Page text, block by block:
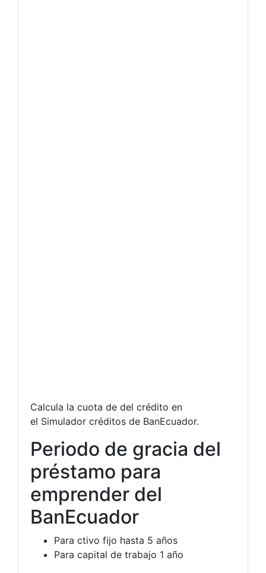
Calcula la cuota de del crédito en
el Simulador créditos de BanEcuador.
Periodo de gracia del
préstamo para
emprender del
BanEcuador
Para ctivo fijo hasta 5 años
Para capital de trabajo 1 año